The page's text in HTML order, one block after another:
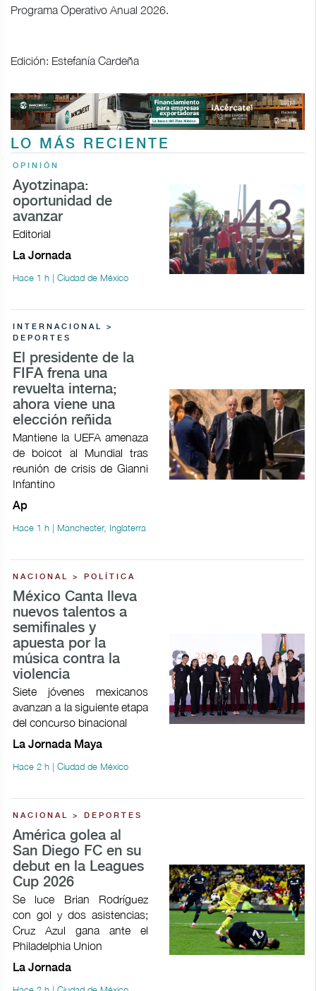
Programa Operativo Anual 2026.
Edición: Estefanía Cardeña
LO MÁS RECIENTE
OPINIÓN
Ayotzinapa:
oportunidad de
avanzar
Editorial
La Jornada
Hace 1 h | Ciudad de México
INTERNACIONAL >
DEPORTES
El presidente de la
FIFA frena una
revuelta interna;
ahora viene una
elección reñida
Mantiene la UEFA amenaza
de boicot al Mundial tras
reunión de crisis de Gianni
Infantino
Ap
Hace 1 h | Manchester, Inglaterra
NACIONAL > POLÍTICA
México Canta lleva
nuevos talentos a
semifinales y
apuesta por la
música contra la
violencia
Siete jóvenes mexicanos
avanzan a la siguiente etapa
del concurso binacional
La Jornada Maya
Hace 2 h | Ciudad de México
NACIONAL > DEPORTES
América golea al
San Diego FC en su
debut en la Leagues
Cup 2026
Se luce Brian Rodríguez
con gol y dos asistencias;
Cruz Azul gana ante el
Philadelphia Union
La Jornada